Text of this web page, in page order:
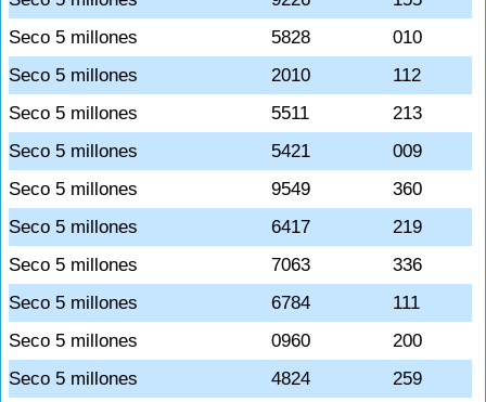
Seco 5 millones
5828
010
Seco 5 millones
2010
112
Seco 5 millones
5511
213
Seco 5 millones
5421
009
Seco 5 millones
9549
360
Seco 5 millones
6417
219
Seco 5 millones
7063
336
Seco 5 millones
6784
111
Seco 5 millones
0960
200
Seco 5 millones
4824
259